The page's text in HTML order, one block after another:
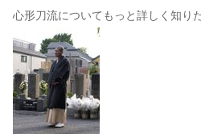
心形刀流についてもっと詳しく知り